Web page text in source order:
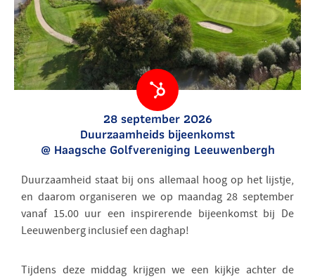
28 september 2026
Duurzaamheids bijeenkomst
@ Haagsche Golfvereniging Leeuwenbergh
Duurzaamheid staat bij ons allemaal hoog op het lijstje,
en daarom organiseren we op maandag 28 september
vanaf 15.00 uur een inspirerende bijeenkomst bij De
Leeuwenberg inclusief een daghap!
Tijdens deze middag krijgen we een kijkje achter de